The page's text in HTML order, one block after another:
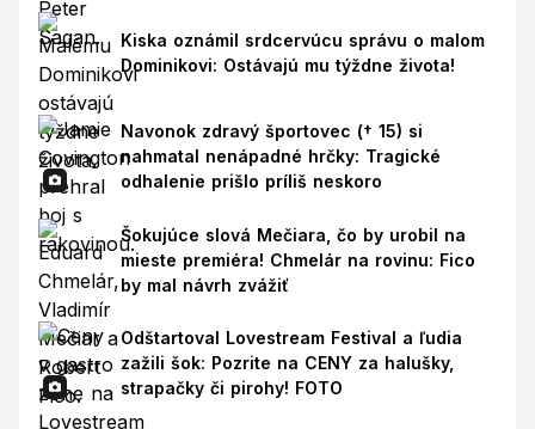
Kiska oznámil srdcervúcu správu o malom
Dominikovi: Ostávajú mu týždne života!
Navonok zdravý športovec († 15) si
nahmatal nenápadné hrčky: Tragické
odhalenie prišlo príliš neskoro
Šokujúce slová Mečiara, čo by urobil na
mieste premiéra! Chmelár na rovinu: Fico
by mal návrh zvážiť
Odštartoval Lovestream Festival a ľudia
zažili šok: Pozrite na CENY za halušky,
strapačky či pirohy! FOTO